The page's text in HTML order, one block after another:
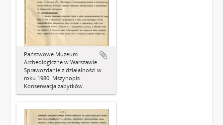
Państwowe Muzeum
Archeologiczne w Warszawie.
Sprawozdanie z działalności w
roku 1980. Mszynopis.
Konserwacja zabytków.